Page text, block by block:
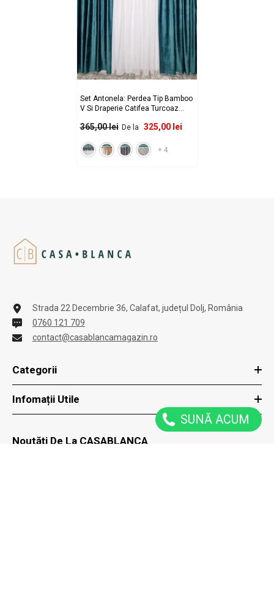
Set Antonela: Perdea Tip Bamboo
V Si Draperie Catifea Turcoaz
Living Si Dormitor In Nuanțe
Sina/Galerie
365,00 lei De la 325,00 lei
+ 4
Strada 22 Decembrie 36, Calafat, județul Dolj, România
0760 121 709
contact@casablancamagazin.ro
Categorii
Infomații Utile
Noutăți De La CASABLANCA
SUNĂ ACUM